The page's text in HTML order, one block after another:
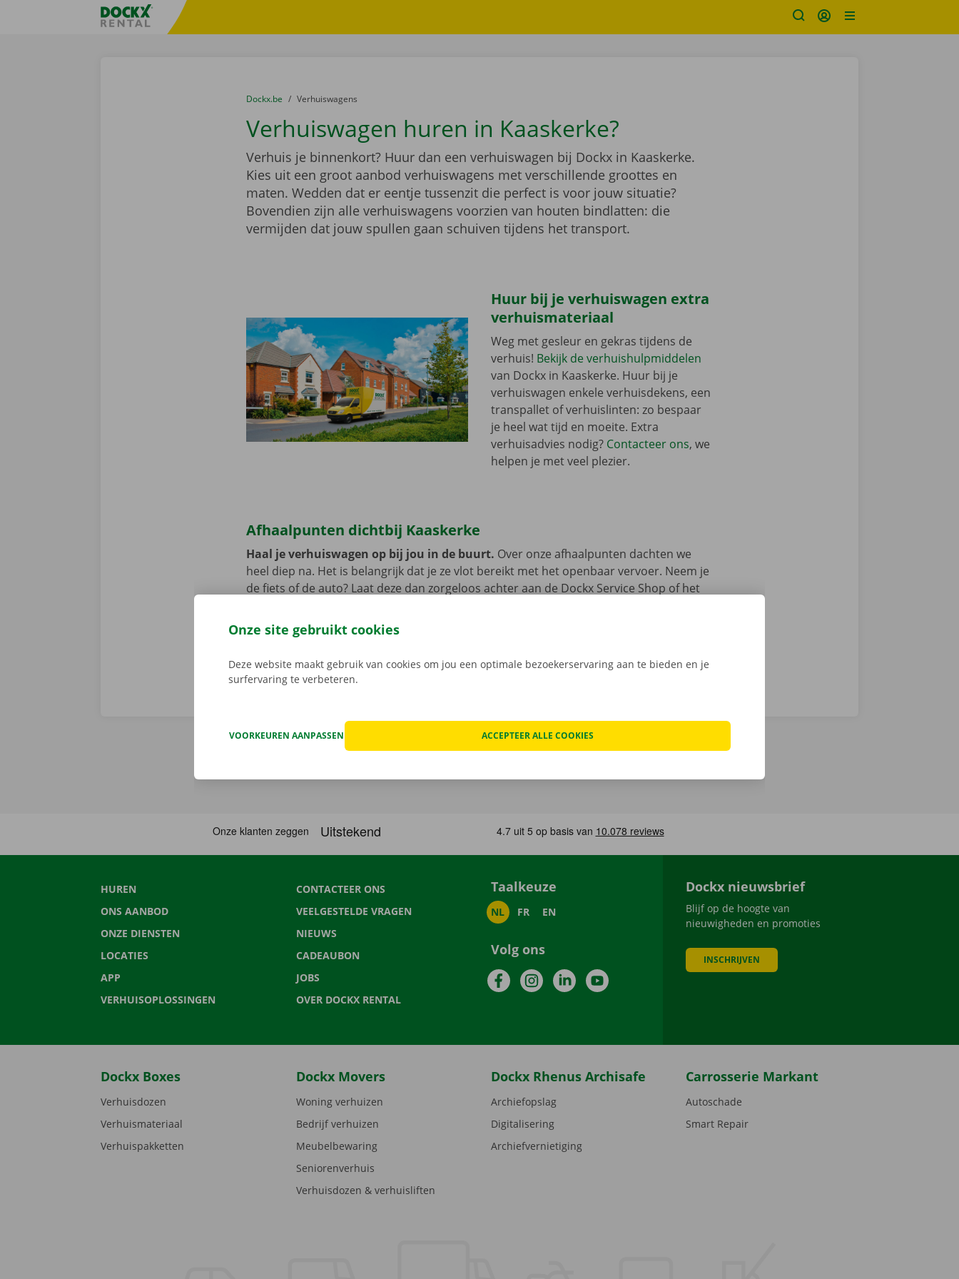
Taalselectie overslaanFratello DEMO
U bevindt zich hier:
van
Dockx.be naar
Verhuiswagens
Verhuiswagen huren in Kaaskerke?
Verhuis je binnenkort? Huur dan een verhuiswagen bij Dockx in Kaaskerke.
Kies uit een groot aanbod verhuiswagens met verschillende groottes en
maten. Wedden dat er eentje tussenzit die perfect is voor jouw situatie?
Bovendien zijn alle verhuiswagens voorzien van houten bindlatten: die
vermijden dat jouw spullen gaan schuiven tijdens het transport.
Huur bij je verhuiswagen extra
verhuismateriaal
Weg met gesleur en gekras tijdens de
verhuis! Bekijk de verhuishulpmiddelen
van Dockx in Kaaskerke. Huur bij je
verhuiswagen enkele verhuisdekens, een
transpallet of verhuislinten: zo bespaar
je heel wat tijd en moeite. Extra
verhuisadvies nodig?Contacteer ons, we
helpen je met veel plezier.
Afhaalpunten dichtbij Kaaskerke
Haal je verhuiswagen op bij jou in de buurt. Over onze afhaalpunten dachten we
heel diep na. Het is belangrijk dat je ze vlot bereikt met het openbaar vervoer. Neem je
de fiets of de auto? Laat deze dan zorgeloos achter aan de Dockx Service Shop of het
HUREN
ONS AANBOD
ONZE DIENSTEN
LOCATIES
APP
VERHUISOPLOSSINGEN
CONTACTEER ONS
VEELGESTELDE VRAGEN
NIEUWS
CADEAUBON
JOBS
OVER DOCKX RENTAL
Taalkeuze
NL FR EN
Volg ons
FacebookInstagramLinkedInYouTube
Dockx nieuwsbrief
Blijf op de hoogte van
nieuwigheden en promoties
INSCHRIJVEN
Dockx Boxes
Verhuisdozen
Verhuismateriaal
Verhuispakketten
Dockx Movers
Woning verhuizen
Bedrijf verhuizen
Meubelbewaring
Seniorenverhuis
Verhuisdozen & verhuisliften
Dockx Rhenus Archisafe
Archiefopslag
Digitalisering
Archiefvernietiging
Carrosserie Markant
Autoschade
Smart Repair
Onze site gebruikt cookies
Deze website maakt gebruik van cookies om jou een optimale bezoekerservaring aan te bieden en je
surfervaring te verbeteren.
VOORKEUREN AANPASSEN ACCEPTEER ALLE COOKIES